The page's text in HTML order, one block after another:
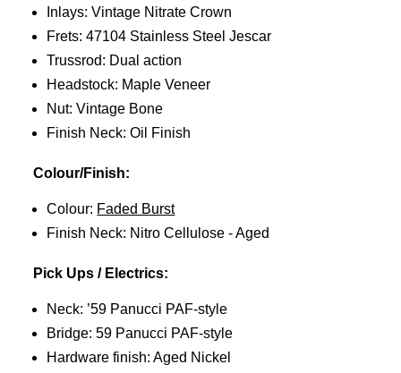
Inlays: Vintage Nitrate Crown
Frets: 47104 Stainless Steel Jescar
Trussrod: Dual action
Headstock: Maple Veneer
Nut: Vintage Bone
Finish Neck: Oil Finish
Colour/Finish:
Colour: Faded Burst
Finish Neck: Nitro Cellulose - Aged
Pick Ups / Electrics:
Neck: ’59 Panucci PAF-style
Bridge: 59 Panucci PAF-style
Hardware finish: Aged Nickel